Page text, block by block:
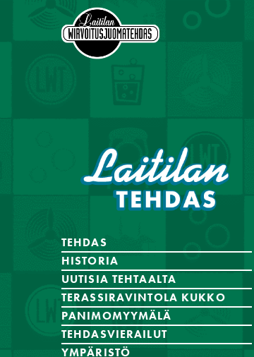
TEHDAS
HISTORIA
UUTISIA TEHTAALTA
TERASSIRAVINTOLA KUKKO
PANIMOMYYMÄLÄ
TEHDASVIERAILUT
YMPÄRISTÖ